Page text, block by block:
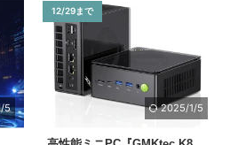
5
12/29まで
2025/1/5